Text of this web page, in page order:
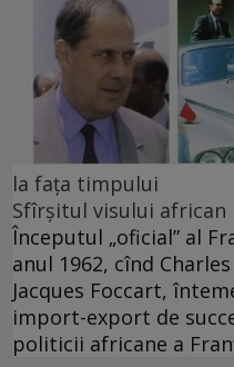
la faţa timpului
Sfîrșitul visului african
Începutul „oficial” al
anul 1962, cînd
Jacques Foccart,
import-export de
politicii africane a